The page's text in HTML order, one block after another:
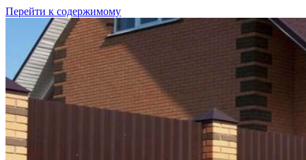
Перейти к содержимому